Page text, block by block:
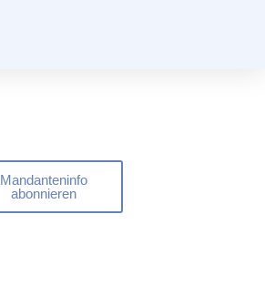
Mandanteninfo
abonnieren